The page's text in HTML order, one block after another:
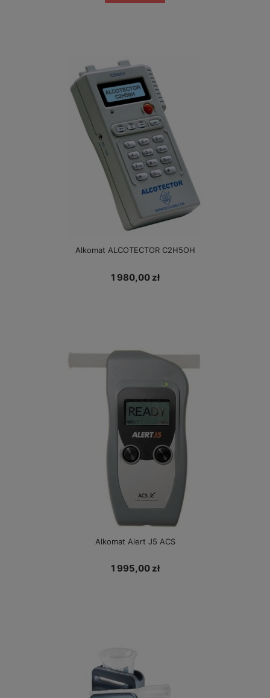
Alkomat ALCOTECTOR C2H5OH
1 980,00 zł
Alkomat Alert J5 ACS
1 995,00 zł